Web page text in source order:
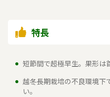
特長
短節間で超極早生。果形は
越冬長期栽培の不良環境下
い。